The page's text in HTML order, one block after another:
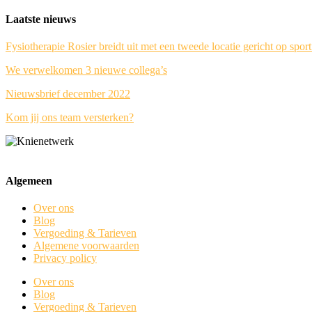
Laatste nieuws
Fysiotherapie Rosier breidt uit met een tweede locatie gericht op
We verwelkomen 3 nieuwe collega’s
Nieuwsbrief december 2022
Kom jij ons team versterken?
Algemeen
Over ons
Blog
Vergoeding & Tarieven
Algemene voorwaarden
Privacy policy
Over ons
Blog
Vergoeding & Tarieven